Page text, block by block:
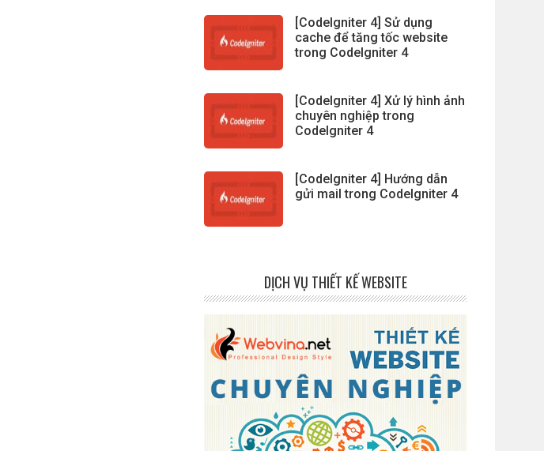
[CodeIgniter 4] Sử dụng
cache để tăng tốc website
trong CodeIgniter 4
[CodeIgniter 4] Xử lý hình ảnh
chuyên nghiệp trong
CodeIgniter 4
[CodeIgniter 4] Hướng dẫn
gửi mail trong CodeIgniter 4
DỊCH VỤ THIẾT KẾ WEBSITE